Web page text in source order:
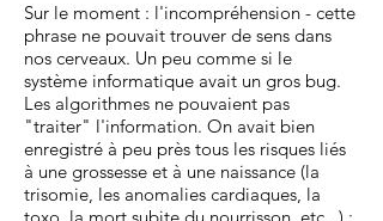
Sur le moment : l'incompréhension - cette
phrase ne pouvait trouver de sens dans
nos cerveaux. Un peu comme si le
système informatique avait un gros bug.
Les algorithmes ne pouvaient pas
"traiter" l'information. On avait bien
enregistré à peu près tous les risques liés
à une grossesse et à une naissance (la
trisomie, les anomalies cardiaques, la